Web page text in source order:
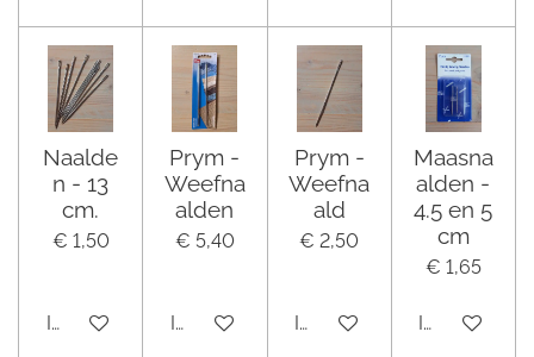
Naalde
n - 13
cm.
€ 1,50
In winkelwagen
Prym -
Weefna
alden
€ 5,40
In winkelwagen
Prym -
Weefna
ald
€ 2,50
In winkelwagen
Maasna
alden -
4.5 en 5
cm
€ 1,65
In